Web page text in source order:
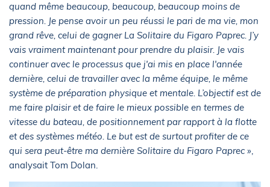
quand même beaucoup, beaucoup, beaucoup moins de
pression. Je pense avoir un peu réussi le pari de ma vie, mon
grand rêve, celui de gagner La Solitaire du Figaro Paprec. J’y
vais vraiment maintenant pour prendre du plaisir. Je vais
continuer avec le processus que j'ai mis en place l'année
dernière, celui de travailler avec la même équipe, le même
système de préparation physique et mentale. L’objectif est de
me faire plaisir et de faire le mieux possible en termes de
vitesse du bateau, de positionnement par rapport à la flotte
et des systèmes météo. Le but est de surtout profiter de ce
qui sera peut-être ma dernière Solitaire du Figaro Paprec »,
analysait Tom Dolan.